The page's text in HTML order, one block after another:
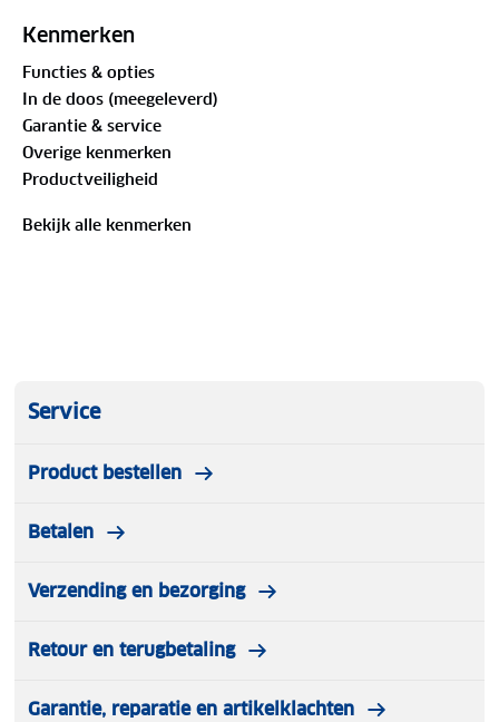
Hypoallergene rubberen neuspads
Hypoallergene antislip rubberen pootjes
Microvezelzakje inbegrepen
EVA opbergetui met rits
Kenmerken
Functies & opties
In de doos (meegeleverd)
Garantie & service
Overige kenmerken
Productveiligheid
Bekijk alle kenmerken
Service
Product bestellen
Betalen
Verzending en bezorging
Retour en terugbetaling
Garantie, reparatie en artikelklachten